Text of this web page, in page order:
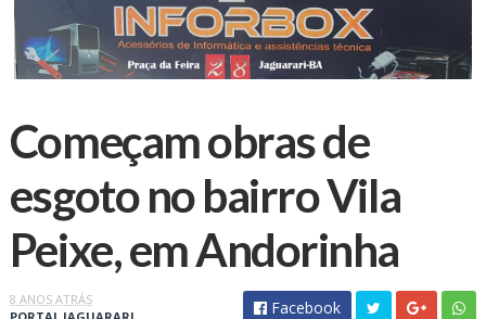
Começam obras de
esgoto no bairro Vila
Peixe, em Andorinha
8 ANOS ATRÁS
Facebook